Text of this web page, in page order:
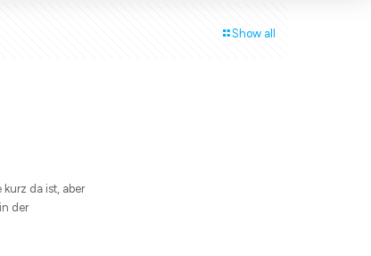
Show all
da ist, aber
der